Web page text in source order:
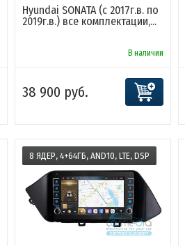
Hyundai SONATA (с 2017г.в. по
2019г.в.) все комплектации,...
В наличии
38 900 руб.
8 ЯДЕР, 4+64ГБ, AND10, LTE, DSP